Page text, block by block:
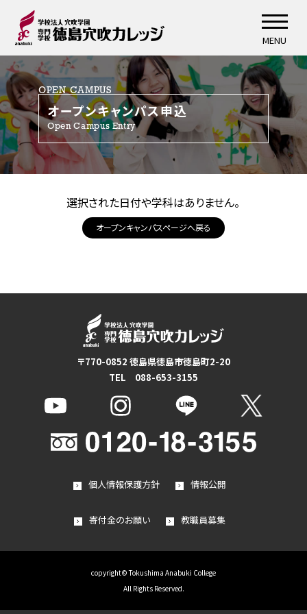
MENU
OPEN CAMPUS
オープンキャンパス申込
Open Campus Entry
選択された日付や学科はありません。
オープンキャンパスページへ戻る
〒770-0852 徳島県徳島市徳島町2-20
TEL 088-653-3155
個人情報保護方針 情報公開
寄付金のお願い 教職員募集
copyright© Tokushima Anabuki College
All Rights Reserved.